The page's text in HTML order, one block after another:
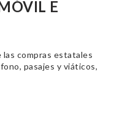
E
compras estatales
pasajes y viáticos,